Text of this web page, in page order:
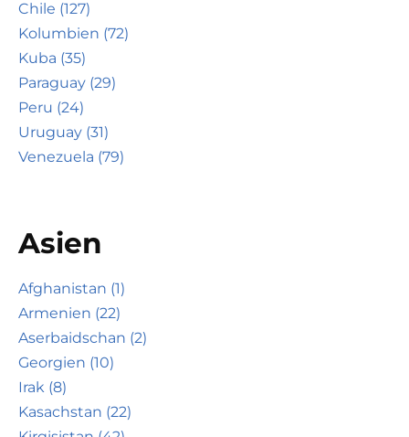
Chile (127)
Kolumbien (72)
Kuba (35)
Paraguay (29)
Peru (24)
Uruguay (31)
Venezuela (79)
Asien
Afghanistan (1)
Armenien (22)
Aserbaidschan (2)
Georgien (10)
Irak (8)
Kasachstan (22)